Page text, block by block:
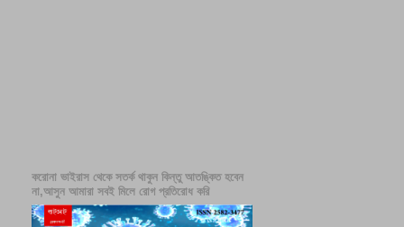
করোনা ভাইরাস থেকে সতর্ক থাকুন কিন্তু আতঙ্কিত হবেন
না,আসুন আমারা সবই মিলে রোগ প্রতিরোধ করি